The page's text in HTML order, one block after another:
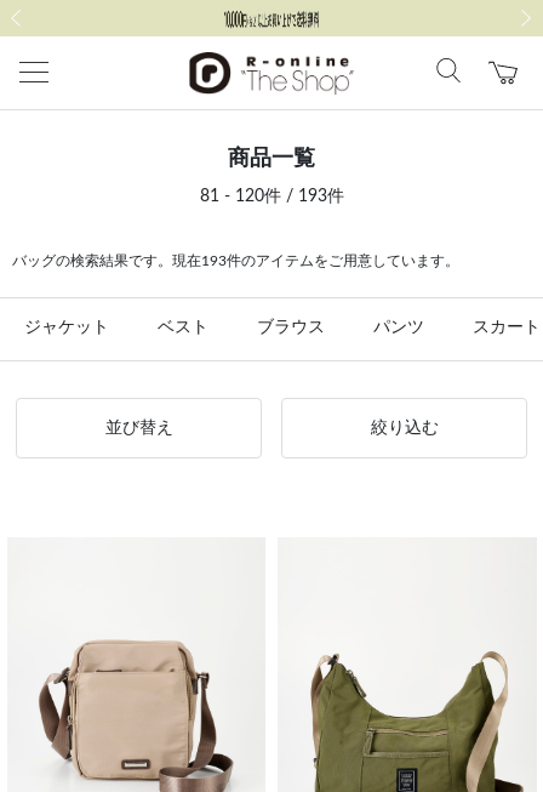
商品一覧
81 - 120件 / 193件
バッグの検索結果です。現在193件のアイテムをご用意しています。
ジャケット ベスト ブラウス パンツ スカート
並び替え 絞り込む